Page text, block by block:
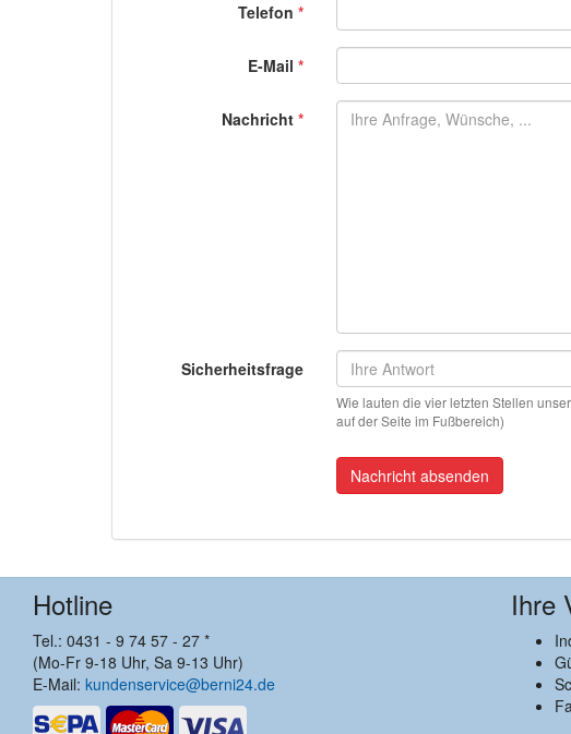
Telefon *
E-Mail *
Nachricht *
Sicherheitsfrage
Wie lauten die vier letzten Stellen
auf der Seite im Fußbereich)
Nachricht absenden
Hotline
Tel.: 0431 - 9 74 57 - 27 *
(Mo-Fr 9-18 Uhr, Sa 9-13 Uhr)
E-Mail: kundenservice@berni24.de
Ihre